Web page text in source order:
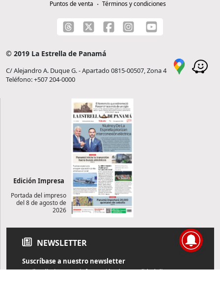
Puntos de venta
Términos y condiciones
© 2019 La Estrella de Panamá
C/ Alejandro A. Duque G. - Apartado 0815-00507, Zona 4
Teléfono: +507 204-0000
Edición Impresa
Portada del impreso
del 8 de agosto de
2026
NEWSLETTER
Suscríbase a nuestro newsletter
Reciba diariamente información de actualidad directamente en